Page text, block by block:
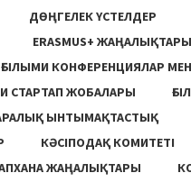
ДӨҢГЕЛЕК ҮСТЕЛДЕР
ERASMUS+ ЖАҢАЛЫҚТАРЫ
ҒЫЛЫМИ КОНФЕРЕНЦИЯЛАР
СТАРТАП ЖОБАЛАРЫ
ЫНТЫМАҚТАСТЫҚ
КӘСІПОДАҚ КОМИТЕТІ
ЖАҢАЛЫҚТАРЫ